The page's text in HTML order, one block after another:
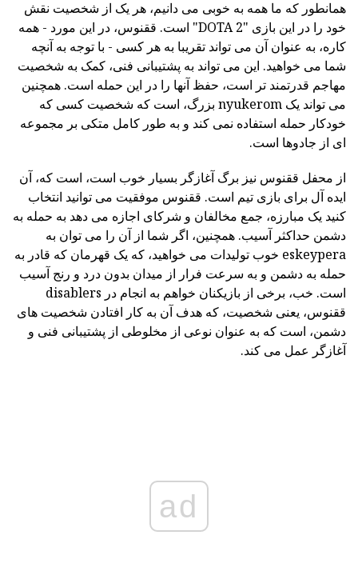
همانطور که ما همه به خوبی می دانیم، هر یک از شخصیت نقش
خود را در این بازی "DOTA 2" است. ققنوس، در این مورد - همه
کاره، به عنوان آن می تواند تقریبا به هر کسی - با توجه به آنچه
شما می خواهید. این می تواند به پشتیبانی فنی، کمک به شخصیت
مهاجم قدرتمند تر است، حفظ آنها را در این حمله است. همچنین
می تواند یک nyukerom بزرگ، است که شخصیت کسی که
خودکار حمله استفاده نمی کند و به طور کامل متکی بر مجموعه
ای از جادوها است.
از محفل ققنوس نیز برگ آغازگر بسیار خوب است، است که، آن
ایده آل برای بازی تیم است. ققنوس موفقیت می توانید انتخاب
کنید یک مبارزه، جمع مخالفان و شرکای اجازه می دهد به حمله به
دشمن حداکثر آسیب. همچنین، اگر شما از آن را می توان به
eskeypera خوب تولیدات می خواهید، که یک قهرمان که قادر به
حمله به دشمن و به سرعت فرار از میدان بدون درد و رنج آسیب
است. خب، برخی از بازیکنان خواهم به انجام در disablers
ققنوس، یعنی شخصیت، که هدف آن به کار افتادن شخصیت های
دشمن، است که به عنوان نوعی از مخلوطی از پشتیبانی فنی و
آغازگر عمل می کند.
ad